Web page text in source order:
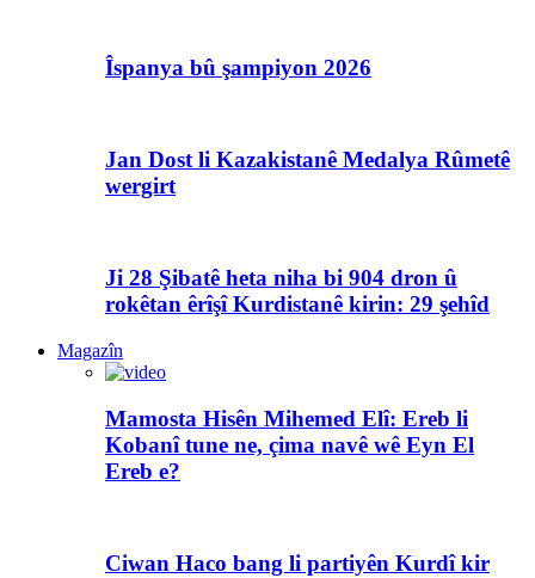
Îspanya bû şampiyon 2026
Jan Dost li Kazakistanê Medalya Rûmetê
wergirt
Ji 28 Şibatê heta niha bi 904 dron û
rokêtan êrîşî Kurdistanê kirin: 29 şehîd
Magazîn
Mamosta Hisên Mihemed Elî: Ereb li
Kobanî tune ne, çima navê wê Eyn El
Ereb e?
Ciwan Haco bang li partiyên Kurdî kir